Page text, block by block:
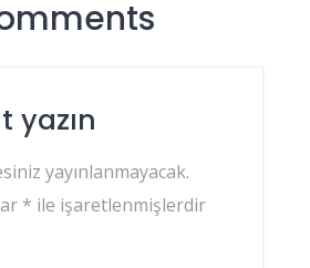
yazın
yayınlanmayacak.
* ile işaretlenmişlerdir